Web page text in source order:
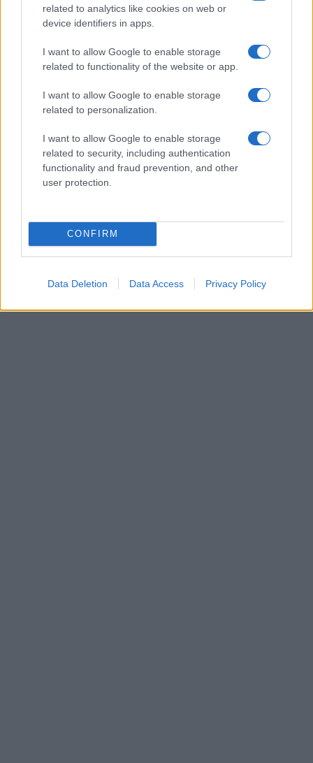
related to analytics like cookies on web or
device identifiers in apps.
I want to allow Google to enable storage
related to functionality of the website or app.
I want to allow Google to enable storage
related to personalization.
I want to allow Google to enable storage
related to security, including authentication
functionality and fraud prevention, and other
user protection.
CONFIRM
Data Deletion Data Access Privacy Policy